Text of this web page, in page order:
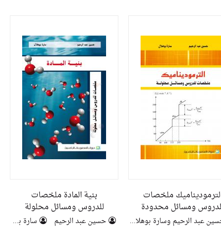
بنية المادة ملخصات
للدروس ومسائل محلولة
حسين عبد الرحيم سارة بوهلال
ملخصات
ومسائل محدودة
حسين عبد الرحيم وسارة بوهلال